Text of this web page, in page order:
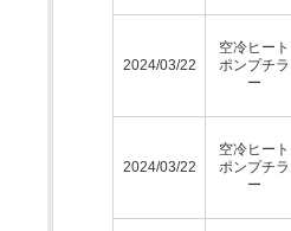
2024/03/22
空冷ヒート
ポンプチラ
ー
2024/03/22
空冷ヒート
ポンプチラ
ー